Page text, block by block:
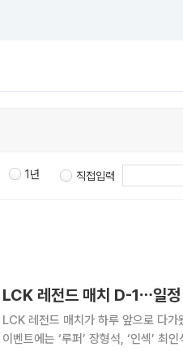
1년 직접입력
LCK 레전드 매치 D-1⋯일정
LCK 레전드 매치가 하루 앞으로 다
이벤트에는 ‘루퍼’ 장형석, ‘인섹’ 최